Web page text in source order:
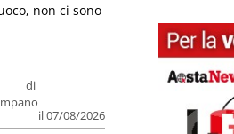
di
il 07/08/2026
non ci sono